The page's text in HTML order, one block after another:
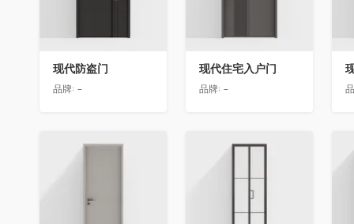
现代防盗门
品牌: -
现代住宅入户门
品牌: -
收藏 收藏